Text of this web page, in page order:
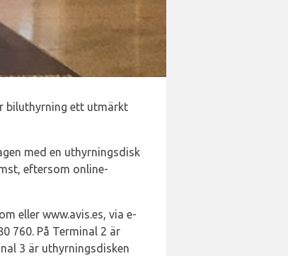
biluthyrning ett utmärkt
med en uthyrningsdisk
eftersom online-
eller www.avis.es, via e-
760. På Terminal 2 är
3 är uthyrningsdisken